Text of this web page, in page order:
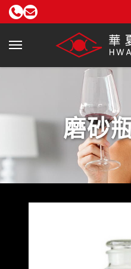
磨砂